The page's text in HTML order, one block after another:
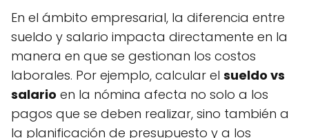
En el ámbito empresarial, la diferencia entre
sueldo y salario impacta directamente en la
manera en que se gestionan los costos
laborales. Por ejemplo, calcular el sueldo vs
salario en la nómina afecta no solo a los
pagos que se deben realizar, sino también a
la planificación de presupuesto y a los